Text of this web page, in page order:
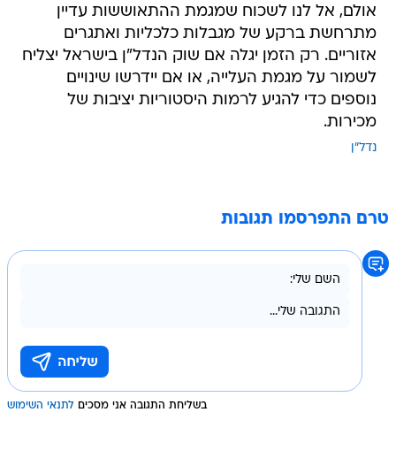
אולם, אל לנו לשכוח שמגמת ההתאוששות עדיין
מתרחשת ברקע של מגבלות כלכליות ואתגרים
אזוריים. רק הזמן יגלה אם שוק הנדל"ן בישראל יצליח
לשמור על מגמת העלייה, או אם יידרשו שינויים
נוספים כדי להגיע לרמות היסטוריות יציבות של
מכירות.
נדל"ן
טרם התפרסמו תגובות
בשליחת התגובה אני מסכים לתנאי השימוש